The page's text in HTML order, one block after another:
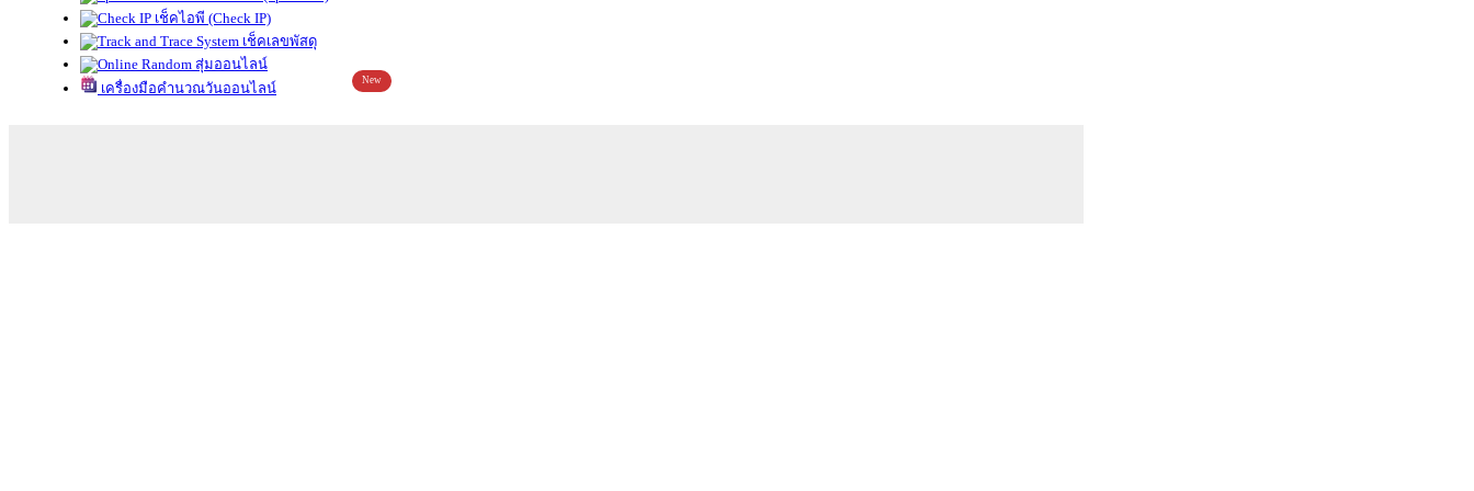
เช็คไอพี (Check IP)
เช็คเลขพัสดุ
สุ่มออนไลน์
เครื่องมือคำนวณวันออนไลน์
New